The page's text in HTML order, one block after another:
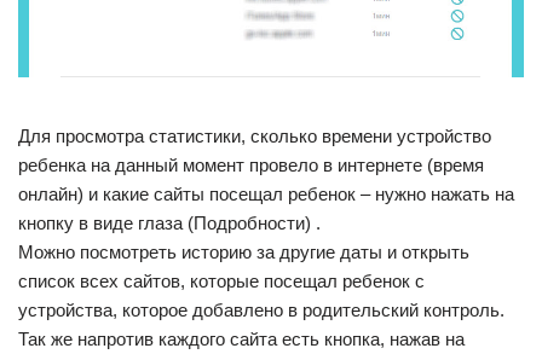
Для просмотра статистики, сколько времени устройство
ребенка на данный момент провело в интернете (время
онлайн) и какие сайты посещал ребенок – нужно нажать на
кнопку в виде глаза (Подробности) .
Можно посмотреть историю за другие даты и открыть
список всех сайтов, которые посещал ребенок с
устройства, которое добавлено в родительский контроль.
Так же напротив каждого сайта есть кнопка, нажав на